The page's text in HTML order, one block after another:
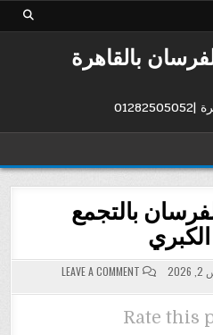
بالقاهرة
بالتجمع
LEAVE A COMMENT
ON
ونش
انقاذ/
Rate this